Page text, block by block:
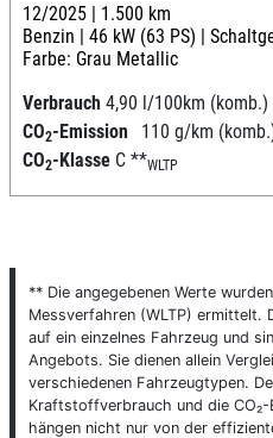
12/2025 | 1.500 km
Benzin | 46 kW (63 PS) |
Farbe: Grau Metallic
Verbrauch 4,90 l/100km (komb.)
CO2-Emission 110 g/km
CO2-Klasse C **WLTP
** Die angegebenen Werte
Messverfahren (WLTP) ermittelt.
auf ein einzelnes Fahrzeug und
Angebots. Sie dienen allein
verschiedenen Fahrzeugtypen.
Kraftstoffverbrauch und die CO₂-
hängen nicht nur von der